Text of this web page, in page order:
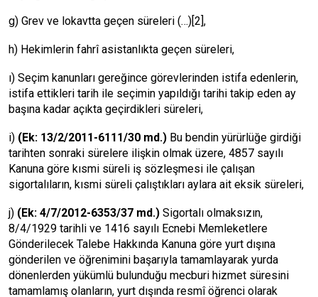
g) Grev ve lokavtta geçen süreleri (…)[2],
h) Hekimlerin fahrî asistanlıkta geçen süreleri,
ı) Seçim kanunları gereğince görevlerinden istifa edenlerin,
istifa ettikleri tarih ile seçimin yapıldığı tarihi takip eden ay
başına kadar açıkta geçirdikleri süreleri,
i) (Ek: 13/2/2011-6111/30 md.) Bu bendin yürürlüğe girdiği
tarihten sonraki sürelere ilişkin olmak üzere, 4857 sayılı
Kanuna göre kısmi süreli iş sözleşmesi ile çalışan
sigortalıların, kısmi süreli çalıştıkları aylara ait eksik süreleri,
j) (Ek: 4/7/2012-6353/37 md.) Sigortalı olmaksızın,
8/4/1929 tarihli ve 1416 sayılı Ecnebi Memleketlere
Gönderilecek Talebe Hakkında Kanuna göre yurt dışına
gönderilen ve öğrenimini başarıyla tamamlayarak yurda
dönenlerden yükümlü bulunduğu mecburi hizmet süresini
tamamlamış olanların, yurt dışında resmî öğrenci olarak